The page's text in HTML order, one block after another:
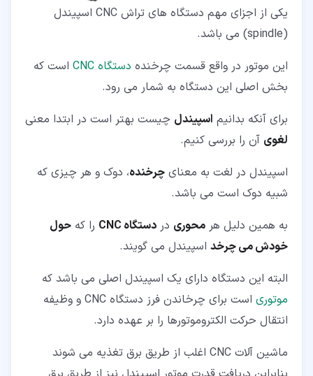
یکی از اجزای مهم دستگاه های تراش CNC اسپیندل
(spindle) می باشد.
این موتور در واقع قسمت چرخنده دستگاه CNC
است که
بخش اصلی این دستگاه به شمار می رود.
برای آنکه بدانیم اسپیندل چیست بهتر است در ابتدا معنی
لغوی آن را بررسی کنیم.
اسپیندل در لغت به معنای چرخنده، دوک و هر چیزی که
شبیه دوک است می باشد.
به همین دلیل هر محوری در دستگاه CNC را که حول
خودش می چرخد اسپیندل می گویند.
البته این دستگاه دارای یک اسپیندل اصلی می باشد که
موتوری
است برای چرخاندن فرز دستگاه CNC و وظیفه
انتقال حرکت الکتروموتورها را بر عهده دارد.
ماشین آلات CNC اغلب از طریق برق تغذیه می شوند